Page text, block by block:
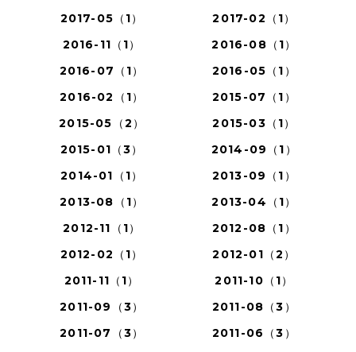
2017-05（1）
2017-02（1）
2016-11（1）
2016-08（1）
2016-07（1）
2016-05（1）
2016-02（1）
2015-07（1）
2015-05（2）
2015-03（1）
2015-01（3）
2014-09（1）
2014-01（1）
2013-09（1）
2013-08（1）
2013-04（1）
2012-11（1）
2012-08（1）
2012-02（1）
2012-01（2）
2011-11（1）
2011-10（1）
2011-09（3）
2011-08（3）
2011-07（3）
2011-06（3）